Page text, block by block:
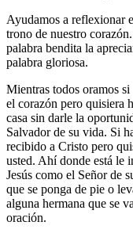
Ayudamos a reflexionar
trono de nuestro
palabra bendita la
palabra gloriosa.
Mientras todos oramos
el corazón pero quisiera
casa sin darle la
Salvador de su vida. Si
recibido a Cristo pero
usted. Ahí donde está le
Jesús como el Señor de
que se ponga de pie o
alguna hermana que se
oración.